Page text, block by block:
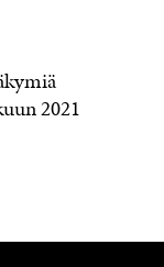
2021